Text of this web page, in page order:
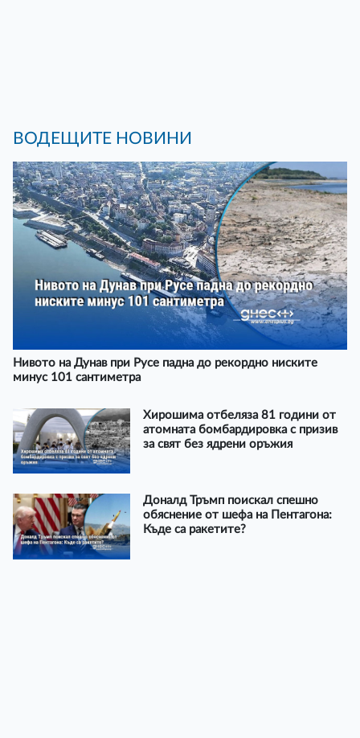
ВОДЕЩИТЕ НОВИНИ
Нивото на Дунав при Русе падна до рекордно ниските
минус 101 сантиметра
Хирошима отбеляза 81 години от
атомната бомбардировка с призив
за свят без ядрени оръжия
Доналд Тръмп поискал спешно
обяснение от шефа на Пентагона:
Къде са ракетите?